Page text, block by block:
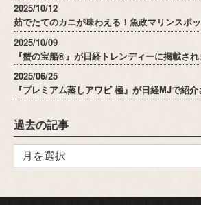
2025/10/12
茹でたてのカニが味わえる！魚政マリンスポッ
2025/10/09
『蟹の宝船®』が日経トレンディーに掲載され
2025/06/25
『プレミアム蒸しアワビ 極』が日経MJで紹
過去の記事